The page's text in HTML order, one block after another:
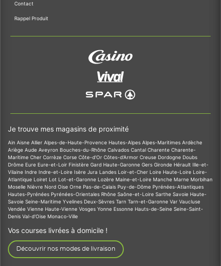
Contact
Rappel Produit
Je trouve mes magasins de proximité
Ain Aisne Allier Alpes-de-Haute-Provence Hautes-Alpes Alpes-Maritimes Ardèche
Ariège Aude Aveyron Bouches-du-Rhône Calvados Cantal Charente Charente-
Maritime Cher Corrèze Corse Côte-d'Or Côtes-d'Armor Creuse Dordogne Doubs
Drôme Eure Eure-et-Loir Finistère Gard Haute-Garonne Gers Gironde Hérault Ille-et-
Vilaine Indre Indre-et-Loire Isère Jura Landes Loir-et-Cher Loire Haute-Loire Loire-
Atlantique Loiret Lot Lot-et-Garonne Lozère Maine-et-Loire Manche Marne Morbihan
Moselle Nièvre Nord Oise Orne Pas-de-Calais Puy-de-Dôme Pyrénées-Atlantiques
Hautes-Pyrénées Pyrénées-Orientales Rhône Saône-et-Loire Sarthe Savoie Haute-
Savoie Seine-Maritime Yvelines Deux-Sèvres Tarn Tarn-et-Garonne Var Vaucluse
Vendée Vienne Haute-Vienne Vosges Yonne Essonne Hauts-de-Seine Seine-Saint-
Denis Val-d'Oise Monaco-Ville
Vos courses livrées à domicile !
Découvrir nos modes de livraison